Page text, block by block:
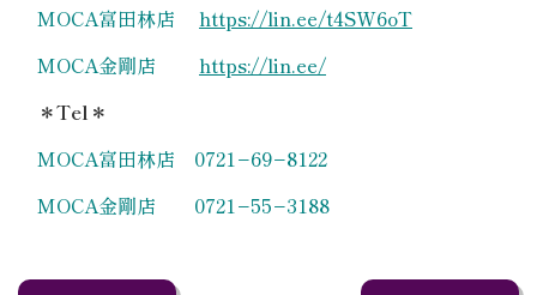
MOCA富田林店 https://lin.ee/t4SW6oT
MOCA金剛店 https://lin.ee/
＊Tel＊
MOCA富田林店 0721−69−8122
MOCA金剛店 0721−55−3188